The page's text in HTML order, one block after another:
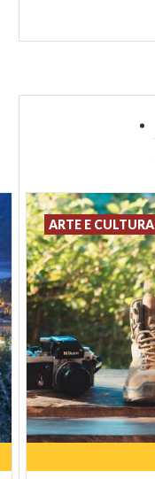
ARTE E CULTURA